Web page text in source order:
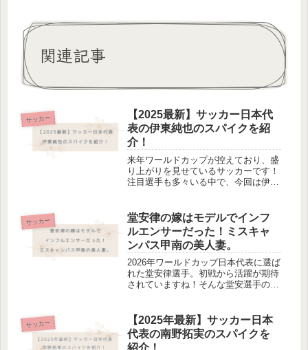
関連記事
サッカー
【2025最新】サッカー日本代
表の伊東純也のスパイクを紹
介！
来年ワールドカップが控えており、盛
り上がりを見せているサッカーです！
注目選手も多々いる中で、今回は伊藤
さい。伊東純也選手の着用スパイクプ
ーマ（PUMA） キング アルティメ...
サッカー
堂安律の嫁はモデルでインフ
ルエンサーだった！ミスキャ
ンパス甲南の美人妻。
2026年ワールドカップ日本代表に選ば
れた堂安律選手。初戦から活躍が期待
されていますね！そんな堂安選手の嫁
した。気になる方はぜひご覧くださ
い。明松美玖公式Instagram...
サッカー
【2025年最新】サッカー日本
代表の南野拓実のスパイクを
紹介！